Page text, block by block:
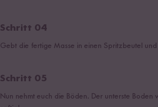
Schritt 04
Gebt die fertige Masse in einen Spritzbeutel
Schritt 05
Nun nehmt euch die Böden. Der unterste